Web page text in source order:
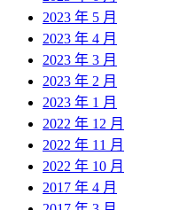
2023 年 5 月
2023 年 4 月
2023 年 3 月
2023 年 2 月
2023 年 1 月
2022 年 12 月
2022 年 11 月
2022 年 10 月
2017 年 4 月